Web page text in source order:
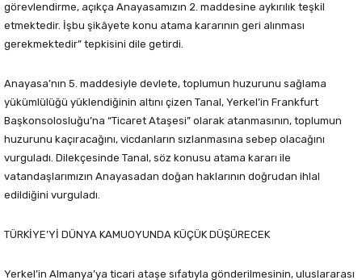
görevlendirme, açıkça Anayasamızın 2. maddesine aykırılık teşkil
etmektedir. İşbu şikâyete konu atama kararının geri alınması
gerekmektedir” tepkisini dile getirdi.
Anayasa’nın 5. maddesiyle devlete, toplumun huzurunu sağlama
yükümlülüğü yüklendiğinin altını çizen Tanal, Yerkel’in Frankfurt
Başkonsolosluğu’na “Ticaret Ataşesi” olarak atanmasının, toplumun
huzurunu kaçıracağını, vicdanların sızlanmasına sebep olacağını
vurguladı. Dilekçesinde Tanal, söz konusu atama kararı ile
vatandaşlarımızın Anayasadan doğan haklarının doğrudan ihlal
edildiğini vurguladı.
TÜRKİYE’Yİ DÜNYA KAMUOYUNDA KÜÇÜK DÜŞÜRECEK
Yerkel’in Almanya’ya ticari ataşe sıfatıyla gönderilmesinin, uluslararası